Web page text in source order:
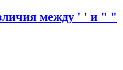
между ' ' и " "